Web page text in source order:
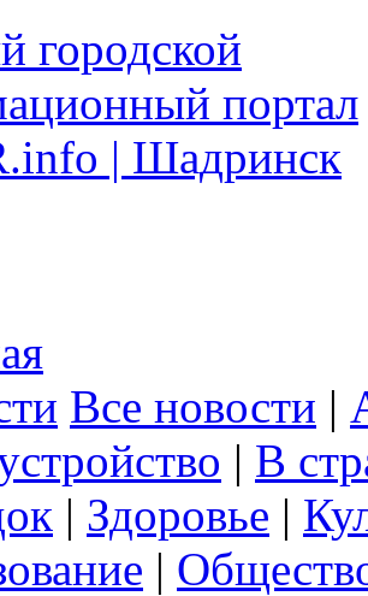
Все новости |
| В
| Здоровье |
|